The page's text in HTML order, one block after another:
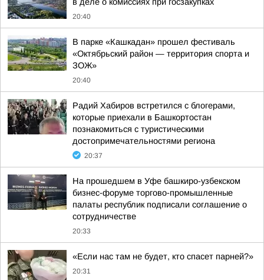
20:40
В парке «Кашкадан» прошел фестиваль
«Октябрьский район — территория спорта и
ЗОЖ»
20:40
Радий Хабиров встретился с блогерами,
которые приехали в Башкортостан
познакомиться с туристическими
достопримечательностями региона
20:37
На прошедшем в Уфе башкиро-узбекском
бизнес-форуме торгово-промышленные
палаты республик подписали соглашение о
сотрудничестве
20:33
«Если нас там не будет, кто спасет парней?»
20:31